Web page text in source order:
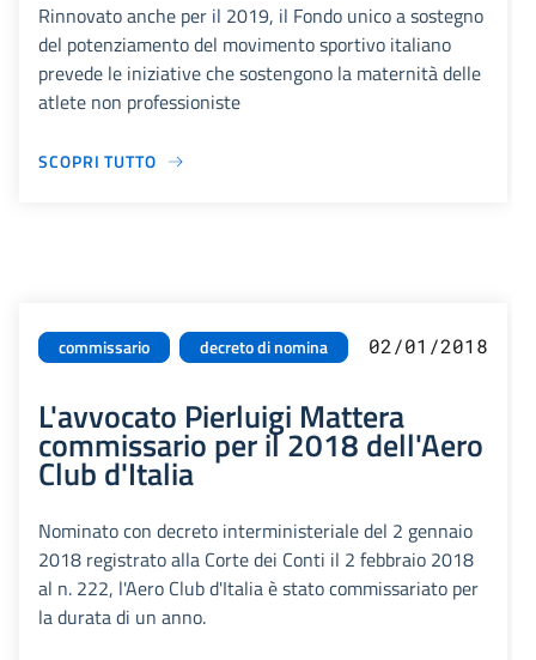
Rinnovato anche per il 2019, il Fondo unico a sostegno
del potenziamento del movimento sportivo italiano
prevede le iniziative che sostengono la maternità delle
atlete non professioniste
SCOPRI TUTTO
commissario decreto di nomina 02/01/2018
L'avvocato Pierluigi Mattera
commissario per il 2018 dell'Aero
Club d'Italia
Nominato con decreto interministeriale del 2 gennaio
2018 registrato alla Corte dei Conti il 2 febbraio 2018
al n. 222, l'Aero Club d'Italia è stato commissariato per
la durata di un anno.